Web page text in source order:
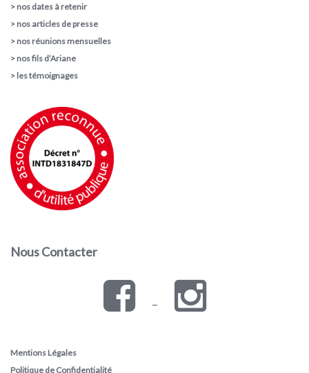
> nos dates à retenir
> nos articles de presse
> nos réunions mensuelles
> nos fils d’Ariane
> les témoignages
Nous Contacter
–
Mentions Légales
Politique de Confidentialité